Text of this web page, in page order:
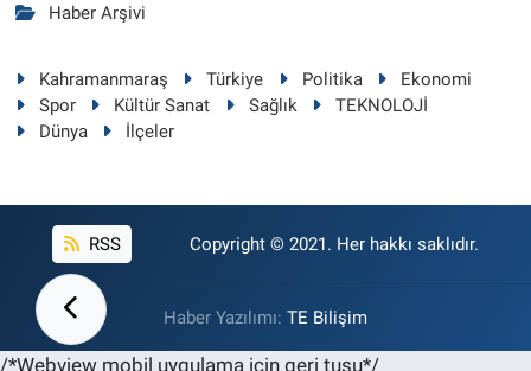
Haber Arşivi
Kahramanmaraş Türkiye Politika
Ekonomi
Spor
Kültür Sanat Sağlık
TEKNOLOJİ
Dünya
İlçeler
RSS Copyright © 2021. Her hakkı saklıdır.
Haber Yazılımı: TE Bilişim
/*Webview mobil uygulama için geri tuşu*/